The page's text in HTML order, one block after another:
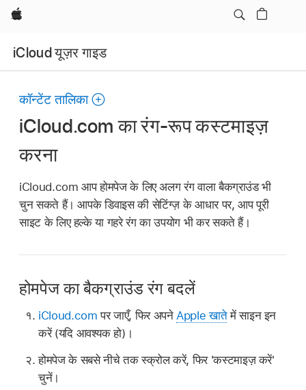
Apple
iCloud यूज़र गाइड
कॉन्टेंट तालिका
iCloud.com का रंग-रूप कस्टमाइज़
करना
iCloud.com आप होमपेज के लिए अलग रंग वाला बैकग्राउंड भी
चुन सकते हैं। आपके डिवाइस की सेटिंग्ज़ के आधार पर, आप पूरी
साइट के लिए हल्के या गहरे रंग का उपयोग भी कर सकते हैं।
होमपेज का बैकग्राउंड रंग बदलें
iCloud.com पर जाएँ, फिर अपनेApple खातेमें साइन इन
करें (यदि आवश्यक हो)।
होमपेज के सबसे नीचे तक स्क्रोल करें, फिर 'कस्टमाइज़ करें'
चुनें।